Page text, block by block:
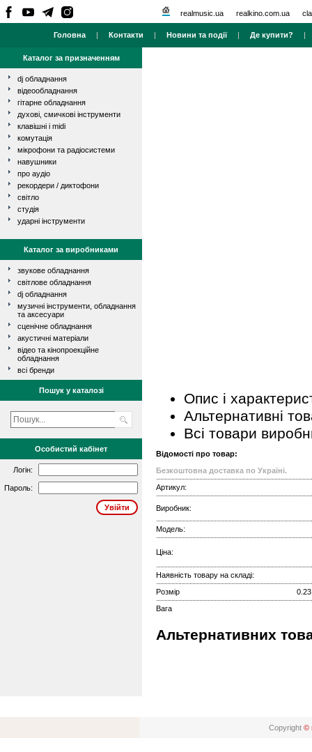
realmusic.ua realkino.com.ua
Головна | Контакти | Новини та події| Де купити?
Каталог за призначенням
dj обладнання
відеообладнання
гітарне обладнання
духові, смичкові інструменти
клавішні і midi
комутація
мікрофони та радіосистеми
навушники
про аудіо
рекордери / диктофони
світло
студія
ударні інструменти
Каталог за виробниками
звукове обладнання
світлове обладнання
dj обладнання
музичні інструменти, обладнання
та аксесуари
сценічне обладнання
акустичні матеріали
відео та кінопроекційне
обладнання
всі бренди
Пошук у каталозі
Особистий кабінет
Логін:
Пароль:
Опис і
Альтернативні
Всі товари
Відомості про товар:
Безкоштовна доставка по Україні.
Артикул:
Виробник:
Модель:
Ціна:
Наявність товару на складі:
Розмір
Вага
Альтернативних
Copyright ©